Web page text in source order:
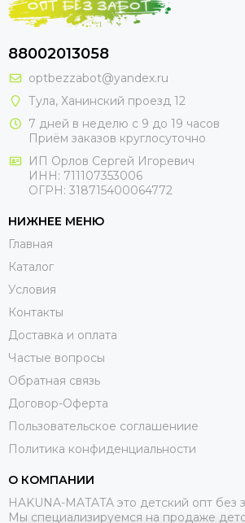
88002013058
optbezzabot@yandex.ru
Тула, Ханинский проезд 12
7 дней в неделю с 9 до 19 часов
Приём заказов круглосуточно
ИП Орлов Сергей Игоревич
ИНН: 711107353006
ОГРН: 318715400064772
НИЖНЕЕ МЕНЮ
Главная
Каталог
Условия
Контакты
Доставка и оплата
Частые вопросы
Обратная связь
Договор-Оферта
Пользовательское соглашениие
Политика конфиденциальности
О КОМПАНИИ
HAKUNA-MATATA это детский опт без
Мы специализируемся на продаже